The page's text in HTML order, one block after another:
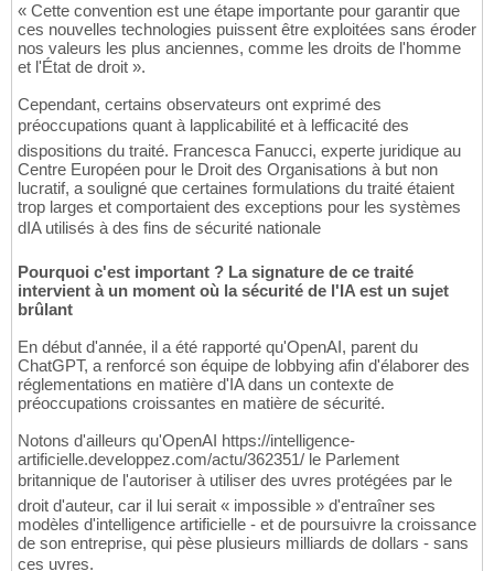
« Cette convention est une étape importante pour garantir que
ces nouvelles technologies puissent être exploitées sans éroder
nos valeurs les plus anciennes, comme les droits de l'homme
et l'État de droit ».
Cependant, certains observateurs ont exprimé des
préoccupations quant à lapplicabilité et à lefficacité des
dispositions du traité. Francesca Fanucci, experte juridique au
Centre Européen pour le Droit des Organisations à but non
lucratif, a souligné que certaines formulations du traité étaient
trop larges et comportaient des exceptions pour les systèmes
dIA utilisés à des fins de sécurité nationale
Pourquoi c'est important ? La signature de ce traité
intervient à un moment où la sécurité de l'IA est un sujet
brûlant
En début d'année, il a été rapporté qu'OpenAI, parent du
ChatGPT, a renforcé son équipe de lobbying afin d'élaborer des
réglementations en matière d'IA dans un contexte de
préoccupations croissantes en matière de sécurité.
Notons d'ailleurs qu'OpenAI https://intelligence-
artificielle.developpez.com/actu/362351/ le Parlement
britannique de l'autoriser à utiliser des uvres protégées par le
droit d'auteur, car il lui serait « impossible » d'entraîner ses
modèles d'intelligence artificielle - et de poursuivre la croissance
de son entreprise, qui pèse plusieurs milliards de dollars - sans
ces uvres.